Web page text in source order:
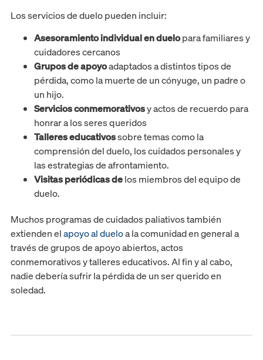
Los servicios de duelo pueden incluir:
Asesoramiento individual en duelopara familiares y
cuidadores cercanos
Grupos de apoyoadaptados a distintos tipos de
pérdida, como la muerte de un cónyuge, un padre o
un hijo.
Servicios conmemorativosy actos de recuerdo para
honrar a los seres queridos
Talleres educativossobre temas como la
comprensión del duelo, los cuidados personales y
las estrategias de afrontamiento.
Visitas periódicas delos miembros del equipo de
duelo.
Muchos programas de cuidados paliativos también
extienden elapoyo al dueloa la comunidad en general a
través de grupos de apoyo abiertos, actos
conmemorativos y talleres educativos. Al fin y al cabo,
nadie debería sufrir la pérdida de un ser querido en
soledad.